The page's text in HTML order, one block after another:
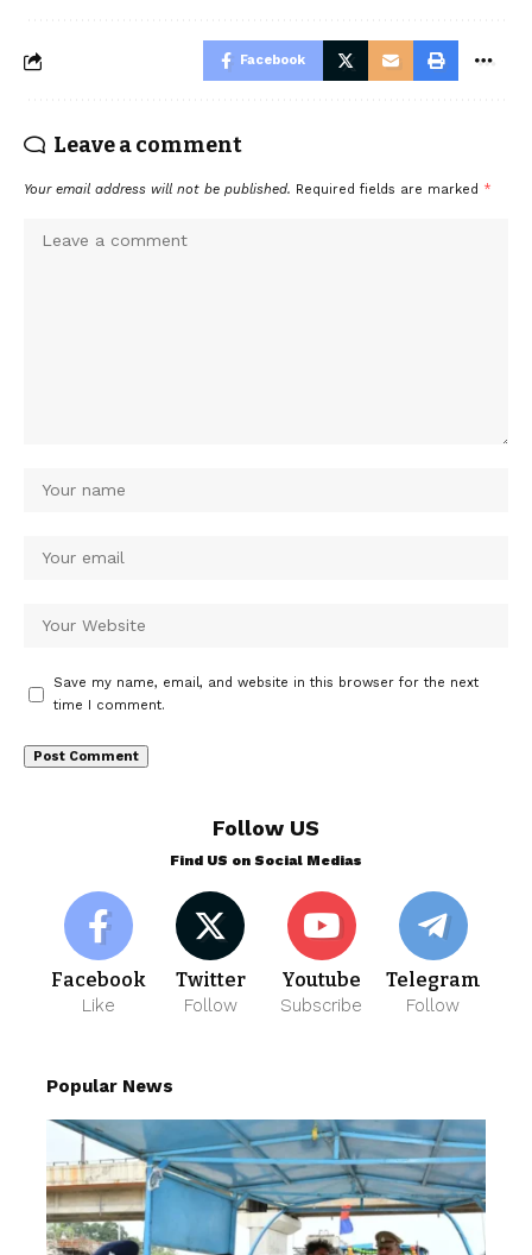
Facebook
Leave a comment
Your email address will not be published. Required fields are marked *
Save my name, email, and website in this browser for the next
time I comment.
Follow US
Find US on Social Medias
Facebook
Like
Twitter
Follow
Youtube
Subscribe
Telegram
Follow
Popular News